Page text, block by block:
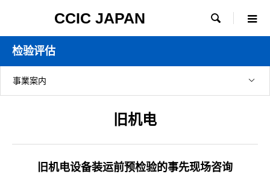
CCIC JAPAN 
检验评估
事業案内
旧机电
旧机电设备装运前预检验的事先现场咨询